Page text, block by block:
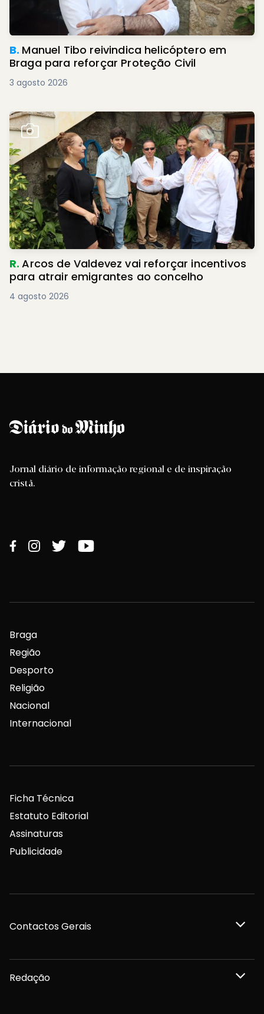
B. Manuel Tibo reivindica helicóptero em
Braga para reforçar Proteção Civil
3 agosto 2026
R.Arcos de Valdevez vai reforçar incentivos
para atrair emigrantes ao concelho
4 agosto 2026
Jornal diário de informação regional e de inspiração
cristã.
Braga
Região
Desporto
Religião
Nacional
Internacional
Ficha Técnica
Estatuto Editorial
Assinaturas
Publicidade
Contactos Gerais
Redação